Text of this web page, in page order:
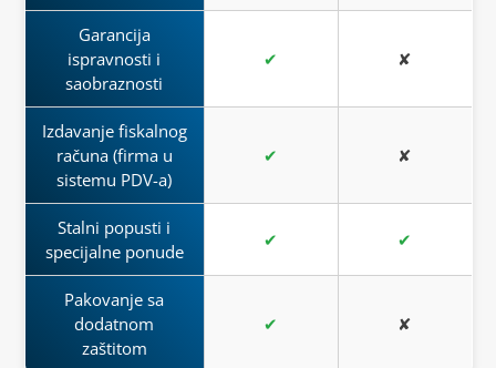
Garancija
ispravnosti i
saobraznosti
✔ ✘
Izdavanje fiskalnog
računa (firma u
sistemu PDV-a)
✔ ✘
Stalni popusti i
specijalne ponude
✔ ✔
Pakovanje sa
dodatnom
zaštitom
✔ ✘